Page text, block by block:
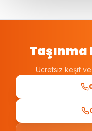
Taşınma
Ücretsiz keşif ve